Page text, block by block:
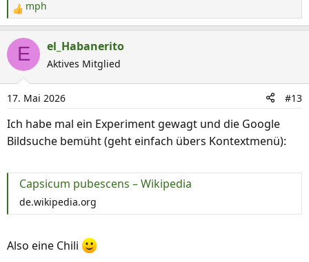
R
e
a
t
i
o
n
n
mph
E el_Habanerito
Aktives Mitglied
17. Mai 2026 #13
Ich habe mal ein Experiment gewagt und die Google
Bildsuche bemüht (geht einfach übers Kontextmenü):
Capsicum pubescens – Wikipedia
de.wikipedia.org
Also eine Chili